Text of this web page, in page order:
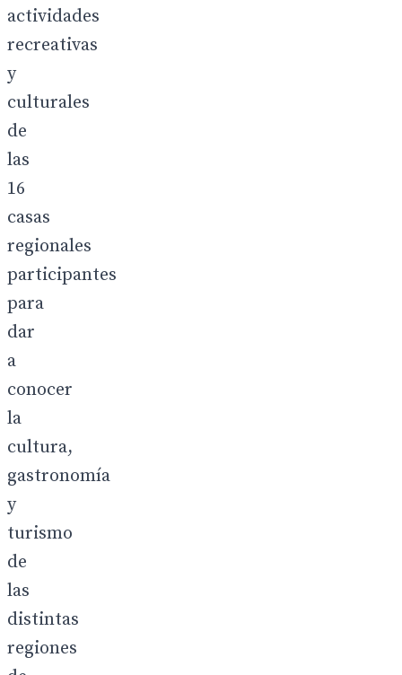
actividades
recreativas
y
culturales
de
las
16
casas
regionales
participantes
para
dar
a
conocer
la
cultura,
gastronomía
y
turismo
de
las
distintas
regiones